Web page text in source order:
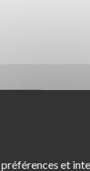
et